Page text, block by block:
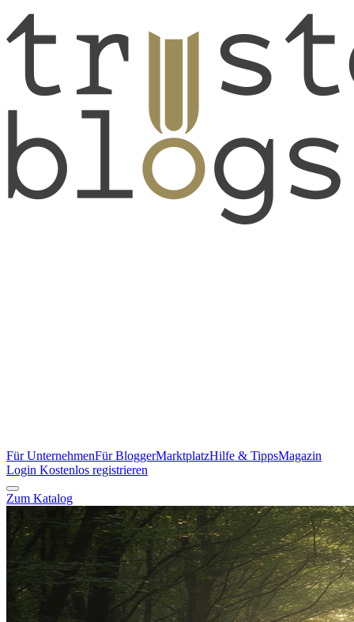
Für UnternehmenFür BloggerMarktplatzHilfe & TippsMagazin
Login Kostenlos registrieren
Zum Katalog